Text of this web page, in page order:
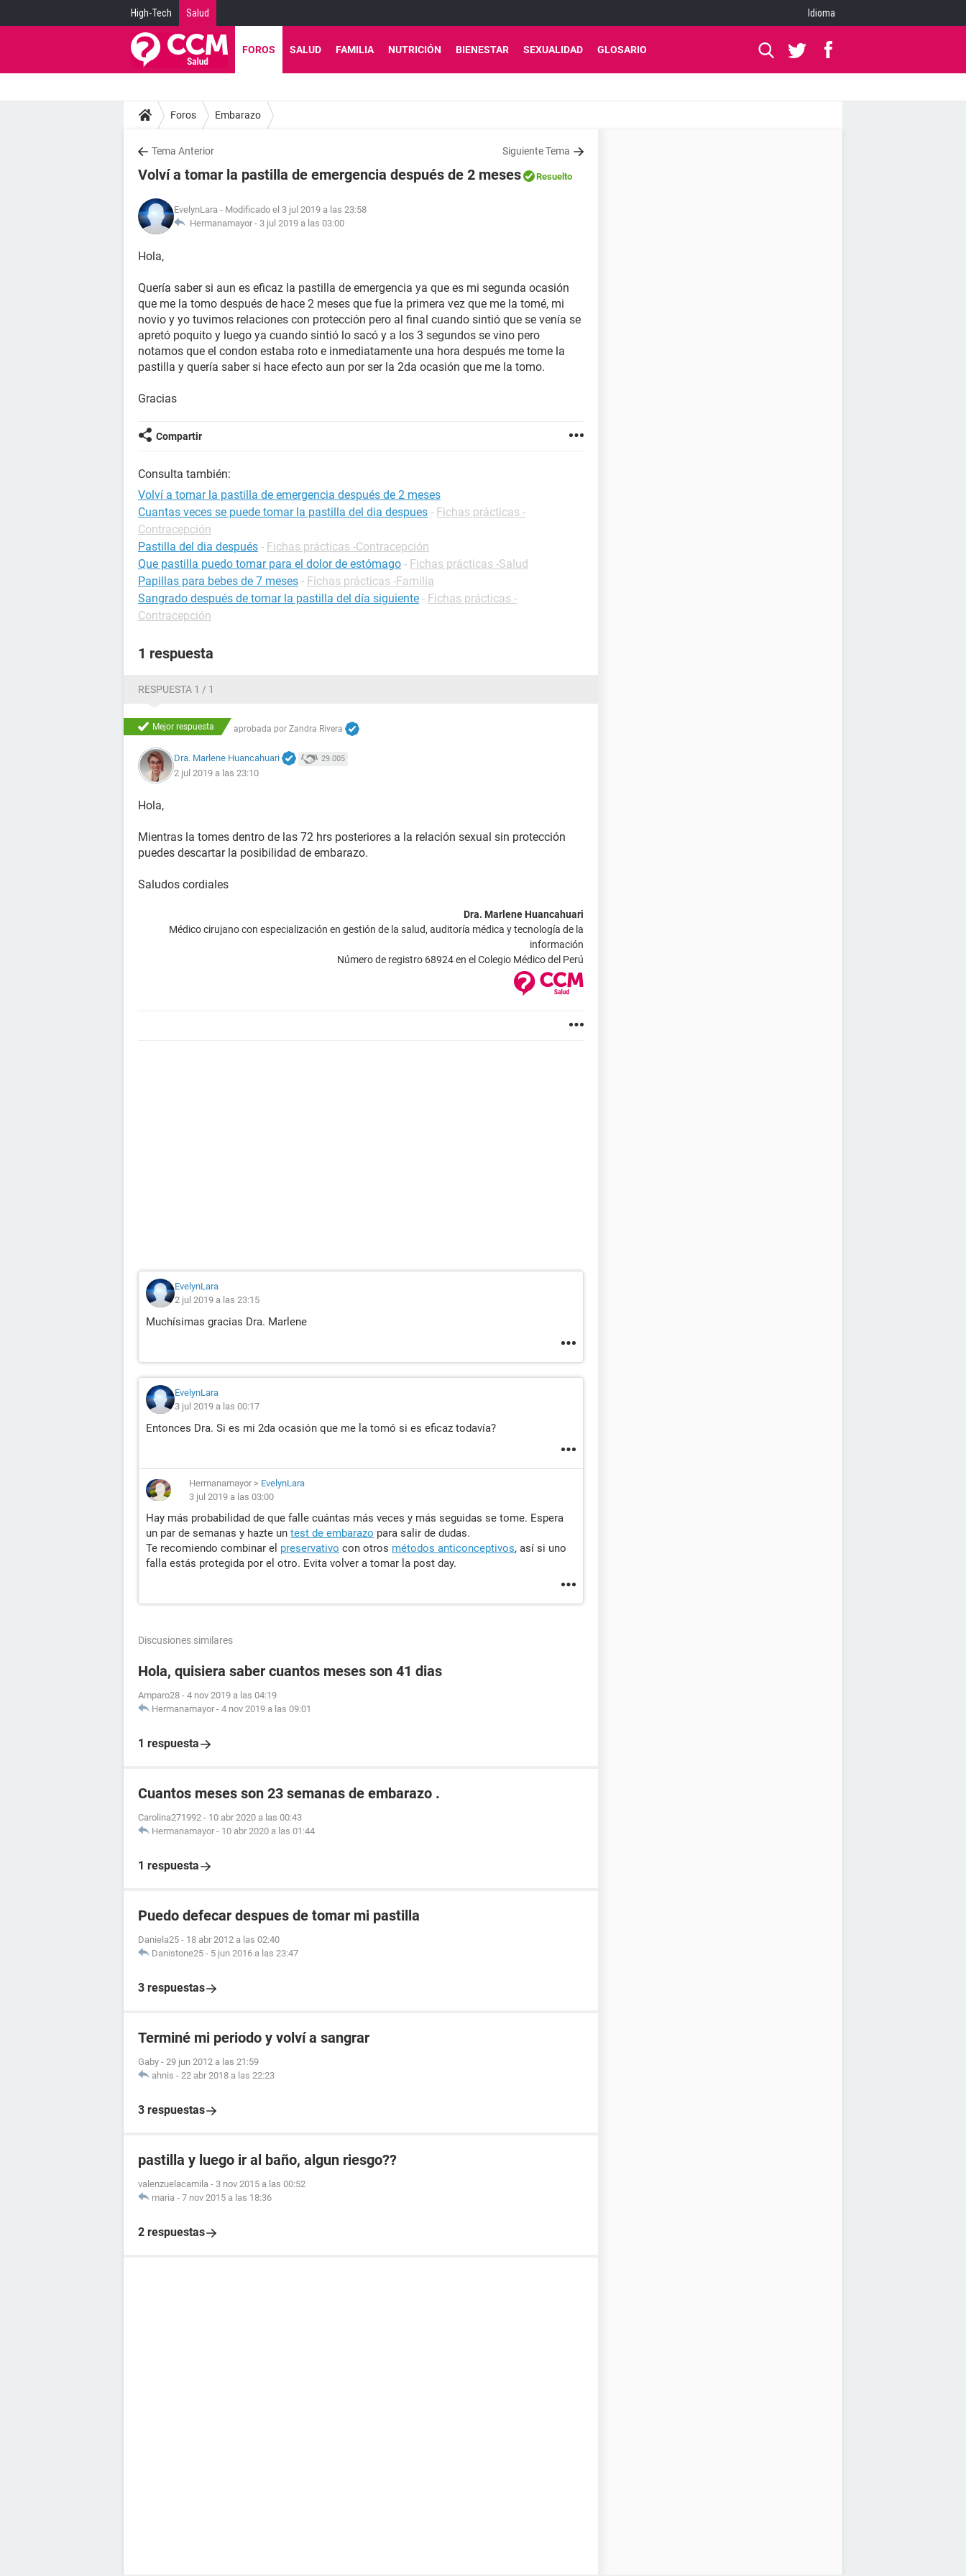
High-Tech Salud Idioma
FOROS SALUD FAMILIA NUTRICIÓN BIENESTAR SEXUALIDAD GLOSARIO
Foros Embarazo
Tema Anterior Siguiente Tema
Volví a tomar la pastilla de emergencia después de 2 meses Resuelto
EvelynLara - Modificado el 3 jul 2019 a las 23:58
Hermanamayor - 3 jul 2019 a las 03:00
Hola,
Quería saber si aun es eficaz la pastilla de emergencia ya que es mi segunda ocasión
que me la tomo después de hace 2 meses que fue la primera vez que me la tomé, mi
novio y yo tuvimos relaciones con protección pero al final cuando sintió que se venía se
apretó poquito y luego ya cuando sintió lo sacó y a los 3 segundos se vino pero
notamos que el condon estaba roto e inmediatamente una hora después me tome la
pastilla y quería saber si hace efecto aun por ser la 2da ocasión que me la tomo.
Gracias
Compartir
Consulta también:
Volví a tomar la pastilla de emergencia después de 2 meses
Cuantas veces se puede tomar la pastilla del dia despues - Fichas prácticas -
Contracepción
Pastilla del dia después - Fichas prácticas -Contracepción
Que pastilla puedo tomar para el dolor de estómago - Fichas prácticas -Salud
Papillas para bebes de 7 meses - Fichas prácticas -Familia
Sangrado después de tomar la pastilla del día siguiente - Fichas prácticas -
Contracepción
1 respuesta
RESPUESTA 1 / 1
Mejor respuesta aprobada por Zandra Rivera
Dra. Marlene Huancahuari 29.005
2 jul 2019 a las 23:10
Hola,
Mientras la tomes dentro de las 72 hrs posteriores a la relación sexual sin protección
puedes descartar la posibilidad de embarazo.
Saludos cordiales
Dra. Marlene Huancahuari
Médico cirujano con especialización en gestión de la salud, auditoría médica y tecnología de la
información
Número de registro 68924 en el Colegio Médico del Perú
EvelynLara
2 jul 2019 a las 23:15
Muchísimas gracias Dra. Marlene
EvelynLara
3 jul 2019 a las 00:17
Entonces Dra. Si es mi 2da ocasión que me la tomó si es eficaz todavía?
Hermanamayor > EvelynLara
3 jul 2019 a las 03:00
Hay más probabilidad de que falle cuántas más veces y más seguidas se tome. Espera
un par de semanas y hazte un test de embarazo para salir de dudas.
Te recomiendo combinar el preservativo con otros métodos anticonceptivos, así si uno
falla estás protegida por el otro. Evita volver a tomar la post day.
Discusiones similares
Hola, quisiera saber cuantos meses son 41 dias
Amparo28 - 4 nov 2019 a las 04:19
Hermanamayor - 4 nov 2019 a las 09:01
1 respuesta
Cuantos meses son 23 semanas de embarazo .
Carolina271992 - 10 abr 2020 a las 00:43
Hermanamayor - 10 abr 2020 a las 01:44
1 respuesta
Puedo defecar despues de tomar mi pastilla
Daniela25 - 18 abr 2012 a las 02:40
Danistone25 - 5 jun 2016 a las 23:47
3 respuestas
Terminé mi periodo y volví a sangrar
Gaby - 29 jun 2012 a las 21:59
ahnis - 22 abr 2018 a las 22:23
3 respuestas
pastilla y luego ir al baño, algun riesgo??
valenzuelacamila - 3 nov 2015 a las 00:52
maria - 7 nov 2015 a las 18:36
2 respuestas